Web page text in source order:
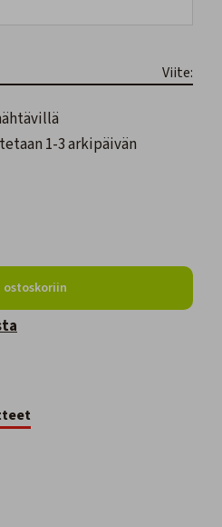
Viite:
1-3 arkipäivän
ostoskoriin